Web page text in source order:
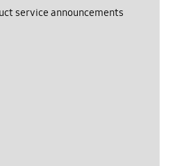
service announcements